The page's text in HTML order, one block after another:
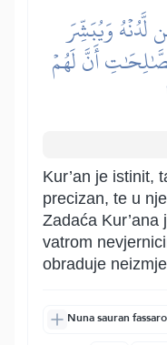
لَّدُنۡهُ وَيُبَشِّرَ
أَنَّ لَهُمۡ
Kur’an je istinit,
precizan, te u
Zadaća Kur’ana
vatrom
obraduje
Nuna sauran